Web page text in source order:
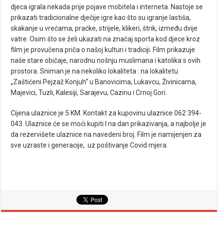
djeca igrala nekada prije pojave mobitela i interneta. Nastoje se
prikazati tradicionalne dječije igre kao što su igranje lastiša,
skakanje u vrećama, praćke, strijele, klikeri, štrik, između dvije
vatre. Osim što se želi ukazati na značaj sporta kod djece kroz
film je provučena priča o našoj kulturi i tradiciji. Film prikazuje
naše stare običaje, narodnu nošnju muslimana i katolika s ovih
prostora. Sniman je na nekoliko lokaliteta : na lokalitetu
„Zaštićeni Pejzaž Konjuh“ u Banovicima, Lukavcu, Živinicama,
Majevici, Tuzli, Kalesiji, Sarajevu, Cazinu i Crnoj Gori.
Cijena ulaznice je 5 KM. Kontakt za kupovinu ulaznice 062 394-
043. Ulaznice će se moći kupiti I na dan prikazivanja, a najbolje je
da rezervišete ulaznice na navedeni broj. Film je namijenjen za
sve uzraste i generacije, uz poštivanje Covid mjera.